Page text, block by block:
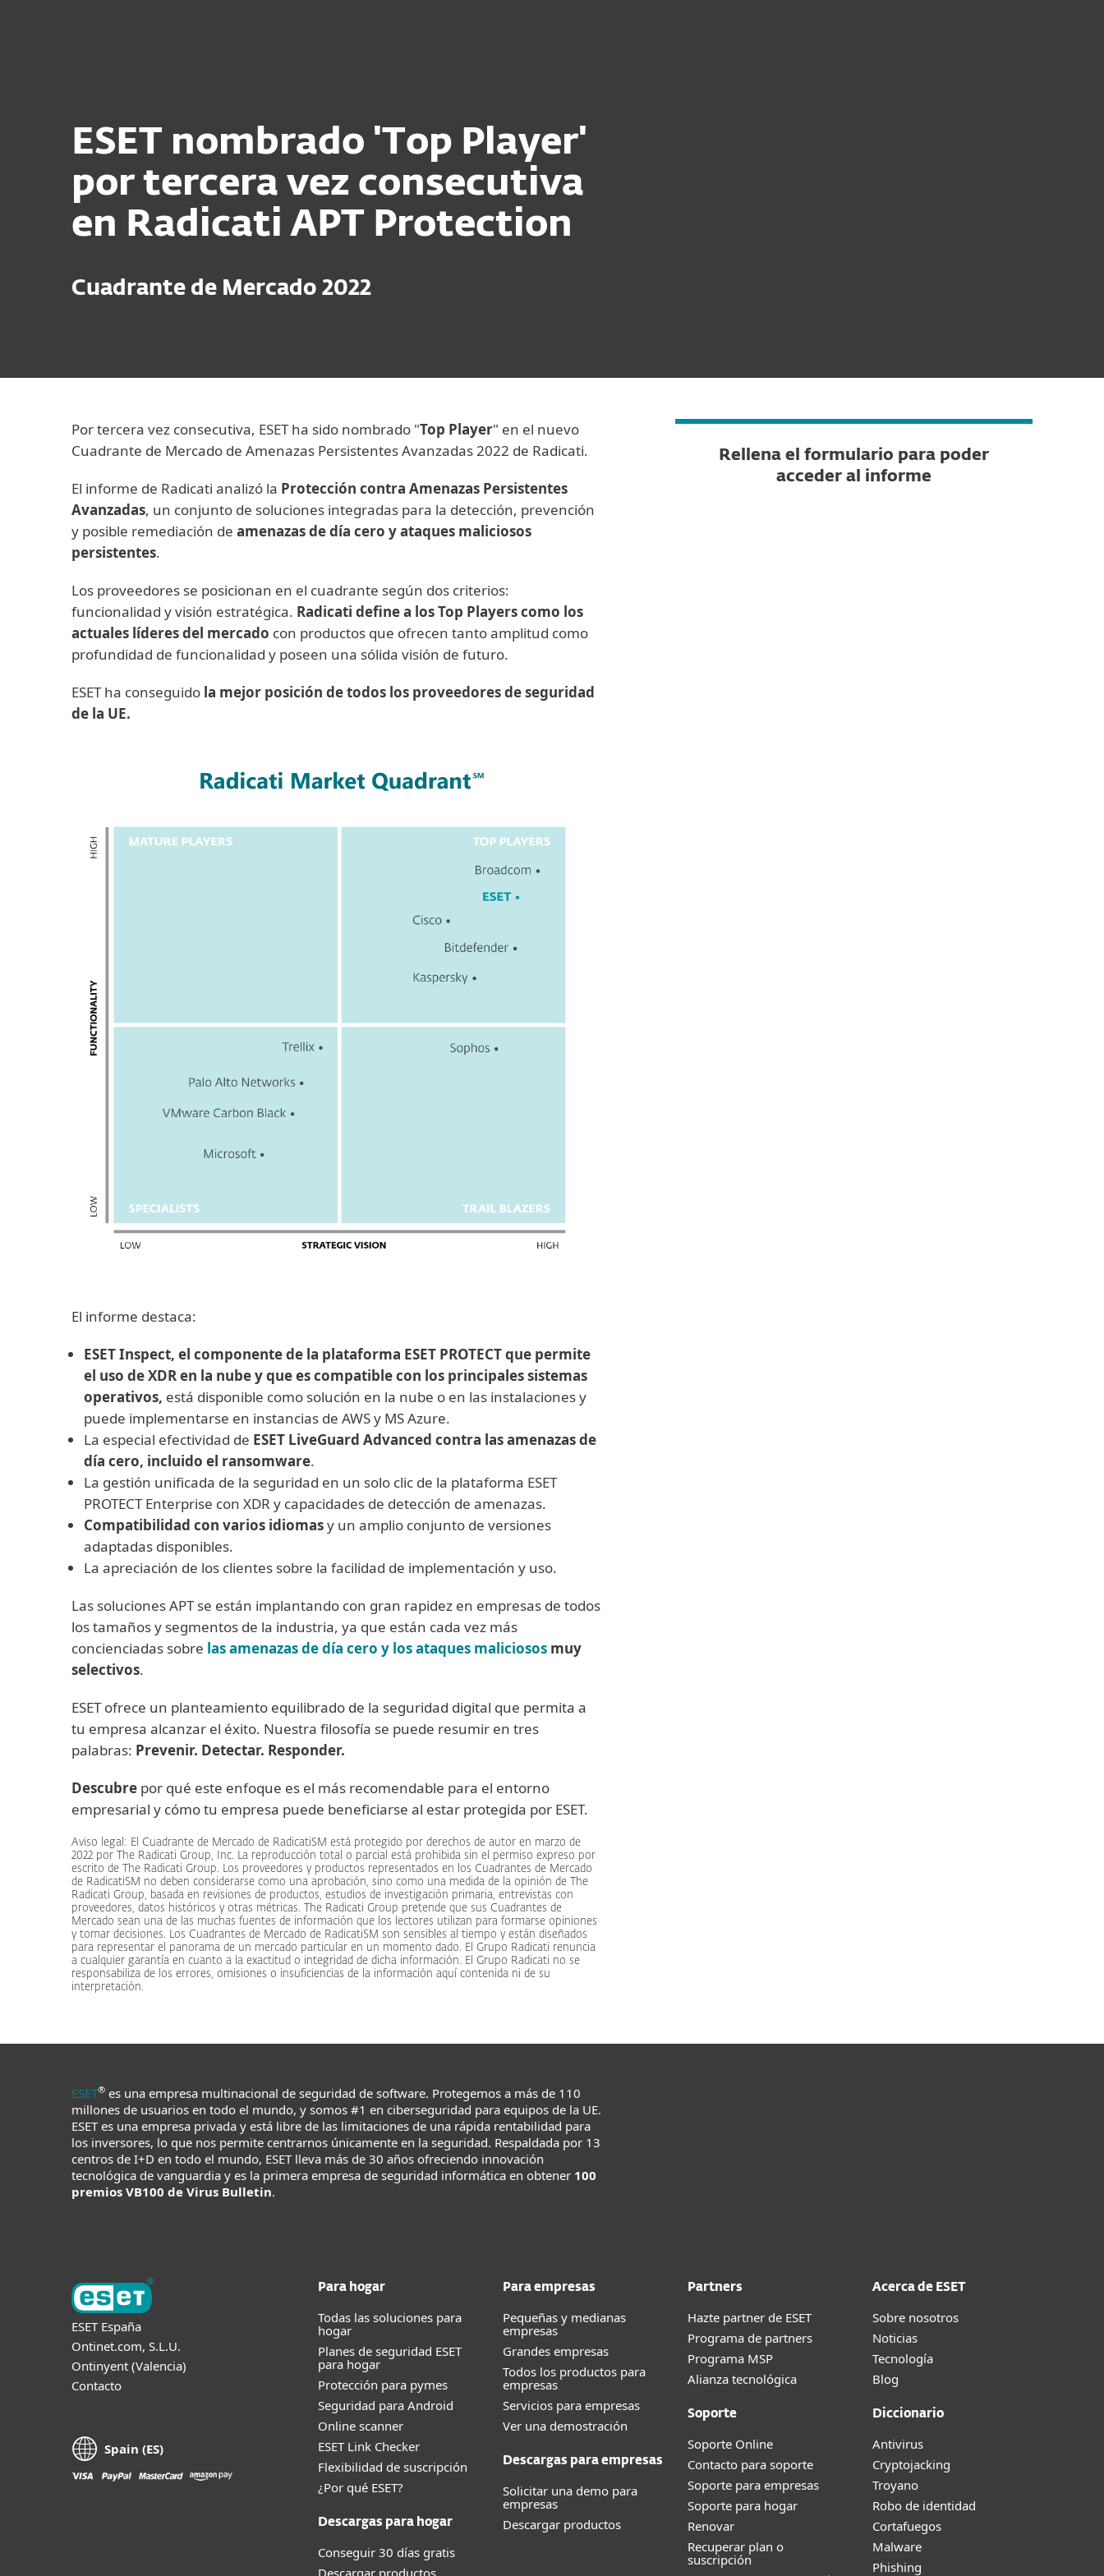
ESET nombrado 'Top Player'
por tercera vez consecutiva
en Radicati APT Protection
Cuadrante de Mercado 2022
Por tercera vez consecutiva, ESET ha sido nombrado "Top Player" en el nuevo
Cuadrante de Mercado de Amenazas Persistentes Avanzadas 2022 de Radicati.
El informe de Radicati analizó la Protección contra Amenazas Persistentes
Avanzadas, un conjunto de soluciones integradas para la detección, prevención
y posible remediación de amenazas de día cero y ataques maliciosos
persistentes.
Los proveedores se posicionan en el cuadrante según dos criterios:
funcionalidad y visión estratégica. Radicati define a los Top Players como los
actuales líderes del mercado con productos que ofrecen tanto amplitud como
profundidad de funcionalidad y poseen una sólida visión de futuro.
ESET ha conseguido la mejor posición de todos los proveedores de seguridad
de la UE.
El informe destaca:
ESET Inspect, el componente de la plataforma ESET PROTECT que permite
el uso de XDR en la nube y que es compatible con los principales sistemas
operativos, está disponible como solución en la nube o en las instalaciones y
puede implementarse en instancias de AWS y MS Azure.
La especial efectividad de ESET LiveGuard Advanced contra las amenazas de
día cero, incluido el ransomware.
La gestión unificada de la seguridad en un solo clic de la plataforma ESET
PROTECT Enterprise con XDR y capacidades de detección de amenazas.
Compatibilidad con varios idiomasy un amplio conjunto de versiones
adaptadas disponibles.
La apreciación de los clientes sobre la facilidad de implementación y uso.
Las soluciones APT se están implantando con gran rapidez en empresas de todos
los tamaños y segmentos de la industria, ya que están cada vez más
concienciadas sobre las amenazas de día cero y los ataques maliciosos muy
selectivos.
ESET ofrece un planteamiento equilibrado de la seguridad digital que permita a
tu empresa alcanzar el éxito. Nuestra filosofía se puede resumir en tres
palabras: Prevenir. Detectar. Responder.
Descubre por qué este enfoque es el más recomendable para el entorno
empresarial y cómo tu empresa puede beneficiarse al estar protegida por ESET.
Aviso legal: El Cuadrante de Mercado de RadicatiSM está protegido por derechos de autor en marzo de
2022 por The Radicati Group, Inc. La reproducción total o parcial está prohibida sin el permiso expreso por
escrito de The Radicati Group. Los proveedores y productos representados en los Cuadrantes de Mercado
de RadicatiSM no deben considerarse como una aprobación, sino como una medida de la opinión de The
Radicati Group, basada en revisiones de productos, estudios de investigación primaria, entrevistas con
proveedores, datos históricos y otras métricas. The Radicati Group pretende que sus Cuadrantes de
Mercado sean una de las muchas fuentes de información que los lectores utilizan para formarse opiniones
y tomar decisiones. Los Cuadrantes de Mercado de RadicatiSM son sensibles al tiempo y están diseñados
para representar el panorama de un mercado particular en un momento dado. El Grupo Radicati renuncia
a cualquier garantía en cuanto a la exactitud o integridad de dicha información. El Grupo Radicati no se
responsabiliza de los errores, omisiones o insuficiencias de la información aquí contenida ni de su
interpretación.
Rellena el formulario para poder
acceder al informe
ESET® es una empresa multinacional de seguridad de software. Protegemos a más de 110
millones de usuarios en todo el mundo, y somos #1 en ciberseguridad para equipos de la UE.
ESET es una empresa privada y está libre de las limitaciones de una rápida rentabilidad para
los inversores, lo que nos permite centrarnos únicamente en la seguridad. Respaldada por 13
centros de I+D en todo el mundo, ESET lleva más de 30 años ofreciendo innovación
tecnológica de vanguardia y es la primera empresa de seguridad informática en obtener 100
premios VB100 de Virus Bulletin.
ESET España
Ontinet.com, S.L.U.
Ontinyent (Valencia)
Contacto
Spain (ES)
Para hogar
Todas las soluciones para
hogar
Planes de seguridad ESET
para hogar
Protección para pymes
Seguridad para Android
Online scanner
ESET Link Checker
Flexibilidad de suscripción
¿Por qué ESET?
Descargas para hogar
Conseguir 30 días gratis
Descargar productos
Para empresas
Pequeñas y medianas
empresas
Grandes empresas
Todos los productos para
empresas
Servicios para empresas
Ver una demostración
Descargas para empresas
Solicitar una demo para
empresas
Descargar productos
Partners
Hazte partner de ESET
Programa de partners
Programa MSP
Alianza tecnológica
Soporte
Soporte Online
Contacto para soporte
Soporte para empresas
Soporte para hogar
Renovar
Recuperar plan o
suscripción
Acerca de ESET
Sobre nosotros
Noticias
Tecnología
Blog
Diccionario
Antivirus
Cryptojacking
Troyano
Robo de identidad
Cortafuegos
Malware
Phishing